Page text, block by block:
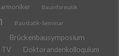
Bauinformatik
Baustatik-Seminar
Brückenbausymposium
TV Doktorandenkolloquium